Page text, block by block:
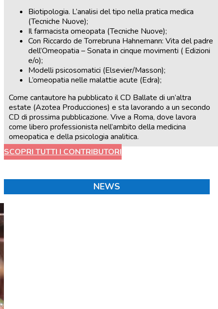
Biotipologia. L’analisi del tipo nella pratica medica
(Tecniche Nuove);
Il farmacista omeopata (Tecniche Nuove);
Con Riccardo de Torrebruna Hahnemann: Vita del padre
dell’Omeopatia – Sonata in cinque movimenti ( Edizioni
e/o);
Modelli psicosomatici (Elsevier/Masson);
L’omeopatia nelle malattie acute (Edra);
Come cantautore ha pubblicato il CD Ballate di un’altra
estate (Azotea Producciones) e sta lavorando a un secondo
CD di prossima pubblicazione. Vive a Roma, dove lavora
come libero professionista nell’ambito della medicina
omeopatica e della psicologia analitica.
SCOPRI TUTTI I CONTRIBUTORI
NEWS